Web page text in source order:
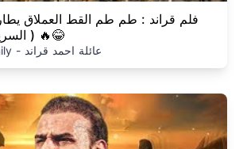
فلم قراند : طم طم القط العملاق
السريع ( كركور خائف ) 🔥😂
Ahmad GTA Family - عائلة احمد قراند